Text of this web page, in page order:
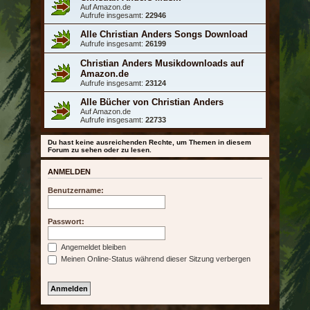
Auf Amazon.de
Aufrufe insgesamt: 22946
Alle Christian Anders Songs Download
Aufrufe insgesamt: 26199
Christian Anders Musikdownloads auf
Amazon.de
Aufrufe insgesamt: 23124
Alle Bücher von Christian Anders
Auf Amazon.de
Aufrufe insgesamt: 22733
Du hast keine ausreichenden Rechte, um Themen in diesem
Forum zu sehen oder zu lesen.
ANMELDEN
Benutzername:
Passwort:
Angemeldet bleiben
Meinen Online-Status während dieser Sitzung verbergen